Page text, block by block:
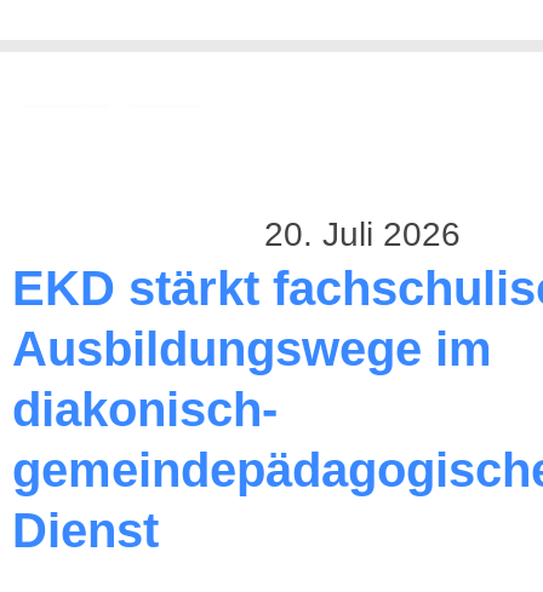
20. Juli 2026
EKD stärkt
Ausbildungswege im
diakonisch-
Dienst